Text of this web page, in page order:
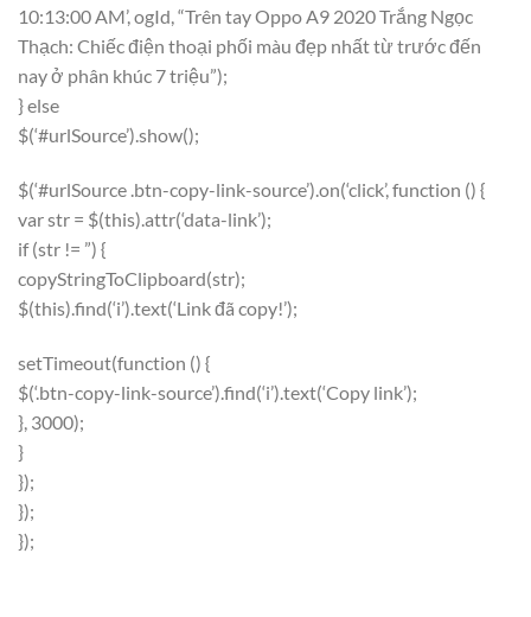
10:13:00 AM’, ogId, “Trên tay Oppo A9 2020 Trắng Ngọc
Thạch: Chiếc điện thoại phối màu đẹp nhất từ trước đến
nay ở phân khúc 7 triệu”);
} else
$(‘#urlSource’).show();
$(‘#urlSource .btn-copy-link-source’).on(‘click’, function () {
var str = $(this).attr(‘data-link’);
if (str != ”) {
copyStringToClipboard(str);
$(this).find(‘i’).text(‘Link đã copy!’);
setTimeout(function () {
$(‘.btn-copy-link-source’).find(‘i’).text(‘Copy link’);
}, 3000);
}
});
});
});